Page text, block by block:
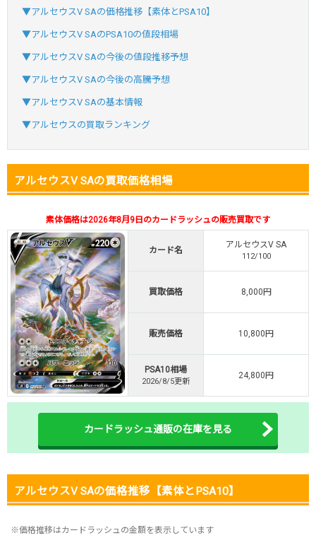
おりパンダ
SVGC7P コードコピー
オリパスタジアム
・atone・ペイディ対応！
オリくじ
・初回購入は500coinが50円
TVCM記念！激熱イベント開催中
TORAオリパ
・リリース1周年イベント開催中！
・新規登録で最大90%OFF
初回登録で4種類アド確解放
TORAオリパ公式はこちら ＞
▼アルセウスV SAの価格推移【素体とPSA10】
▼アルセウスV SAのPSA10の値段相場
▼アルセウスV SAの今後の値段推移予想
▼アルセウスV SAの今後の高騰予想
▼アルセウスV SAの基本情報
▼アルセウスの買取ランキング
アルセウスV SAの買取価格相場
素体価格は2026年8月9日のカードラッシュの販売買取です
カード名
アルセウスV SA
112/100
買取価格 8,000円
販売価格 10,800円
PSA10相場
2026/8/5更新
24,800円
カードラッシュ通販の在庫を見る
アルセウスV SAの価格推移【素体とPSA10】
※価格推移はカードラッシュの金額を表示しています